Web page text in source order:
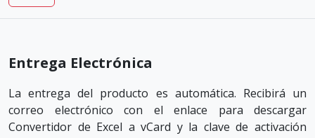
Entrega Electrónica
La entrega del producto es automática. Recibirá un
correo electrónico con el enlace para descargar
Convertidor de Excel a vCard y la clave de activación